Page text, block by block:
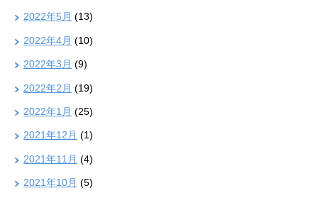
2022年5月 (13)
2022年4月 (10)
2022年3月 (9)
2022年2月 (19)
2022年1月 (25)
2021年12月 (1)
2021年11月 (4)
2021年10月 (5)